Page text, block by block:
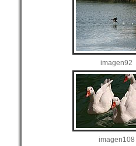
imagen92
imagen108